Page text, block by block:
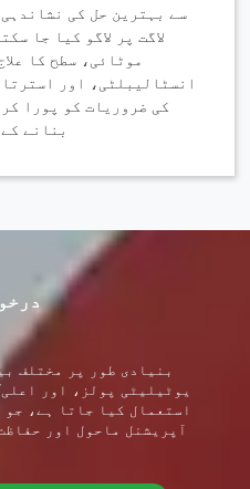
سے بہترین حل کی
لاگت پر لاگو کیا جا
موٹائی، سطح کا
انسٹالیبلٹی، اور
کی ضروریات کو پورا
بنانے
بنیادی طور پر مختلف
یوٹیلیٹی پولز، اور
استعمال کیا جاتا ہے،
آپریشنل ماحول اور
پیغام